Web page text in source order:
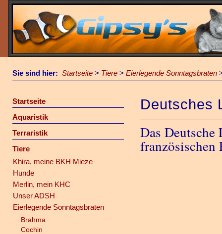
Sie sind hier: Startseite > Tiere > Eierlegende Sonntagsbraten
Startseite
Aquaristik
Terraristik
Tiere
Khira, meine BKH Mieze
Hunde
Merlin, mein KHC
Unser ADSH
Eierlegende Sonntagsbraten
Brahma
Cochin
Deutsches
Das
französischen